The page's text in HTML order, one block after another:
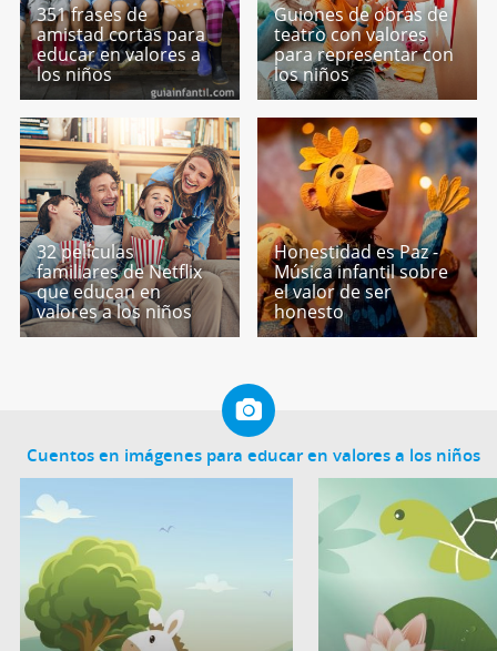
351 frases de
amistad cortas para
educar en valores a
los niños
Guiones de obras de
teatro con valores
para representar con
los niños
32 películas
familiares de Netflix
que educan en
valores a los niños
Honestidad es Paz -
Música infantil sobre
el valor de ser
honesto
Cuentos en imágenes para educar en valores a los niños